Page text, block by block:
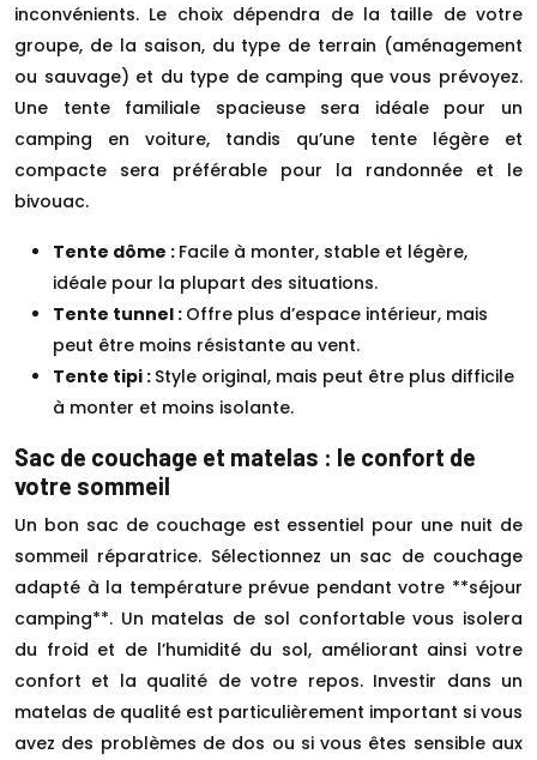
inconvénients. Le choix dépendra de la taille de votre
groupe, de la saison, du type de terrain (aménagement
ou sauvage) et du type de camping que vous prévoyez.
Une tente familiale spacieuse sera idéale pour un
camping en voiture, tandis qu’une tente légère et
compacte sera préférable pour la randonnée et le
bivouac.
Tente dôme : Facile à monter, stable et légère,
idéale pour la plupart des situations.
Tente tunnel : Offre plus d’espace intérieur, mais
peut être moins résistante au vent.
Tente tipi : Style original, mais peut être plus difficile
à monter et moins isolante.
Sac de couchage et matelas : le confort de
votre sommeil
Un bon sac de couchage est essentiel pour une nuit de
sommeil réparatrice. Sélectionnez un sac de couchage
adapté à la température prévue pendant votre **séjour
camping**. Un matelas de sol confortable vous isolera
du froid et de l’humidité du sol, améliorant ainsi votre
confort et la qualité de votre repos. Investir dans un
matelas de qualité est particulièrement important si vous
avez des problèmes de dos ou si vous êtes sensible aux